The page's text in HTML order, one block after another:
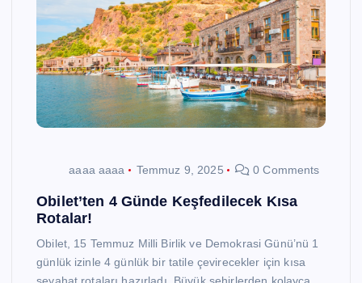
aaaa aaaa Temmuz 9, 2025 0 Comments
Obilet’ten 4 Günde Keşfedilecek Kısa
Rotalar!
Obilet, 15 Temmuz Milli Birlik ve Demokrasi Günü’nü 1
günlük izinle 4 günlük bir tatile çevirecekler için kısa